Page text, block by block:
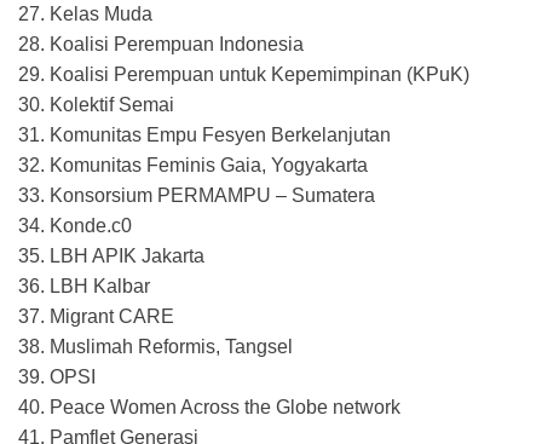
27. Kelas Muda
28. Koalisi Perempuan Indonesia
29. Koalisi Perempuan untuk Kepemimpinan (KPuK)
30. Kolektif Semai
31. Komunitas Empu Fesyen Berkelanjutan
32. Komunitas Feminis Gaia, Yogyakarta
33. Konsorsium PERMAMPU – Sumatera
34. Konde.c0
35. LBH APIK Jakarta
36. LBH Kalbar
37. Migrant CARE
38. Muslimah Reformis, Tangsel
39. OPSI
40. Peace Women Across the Globe network
41. Pamflet Generasi